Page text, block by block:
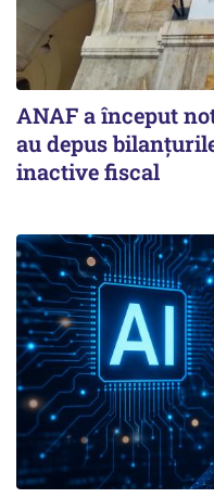
ANAF a început
au depus
inactive fiscal